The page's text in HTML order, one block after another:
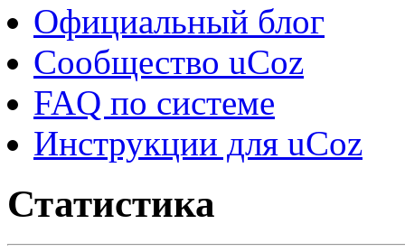
Официальный блог
Сообщество uCoz
FAQ по системе
Инструкции для uCoz
Статистика